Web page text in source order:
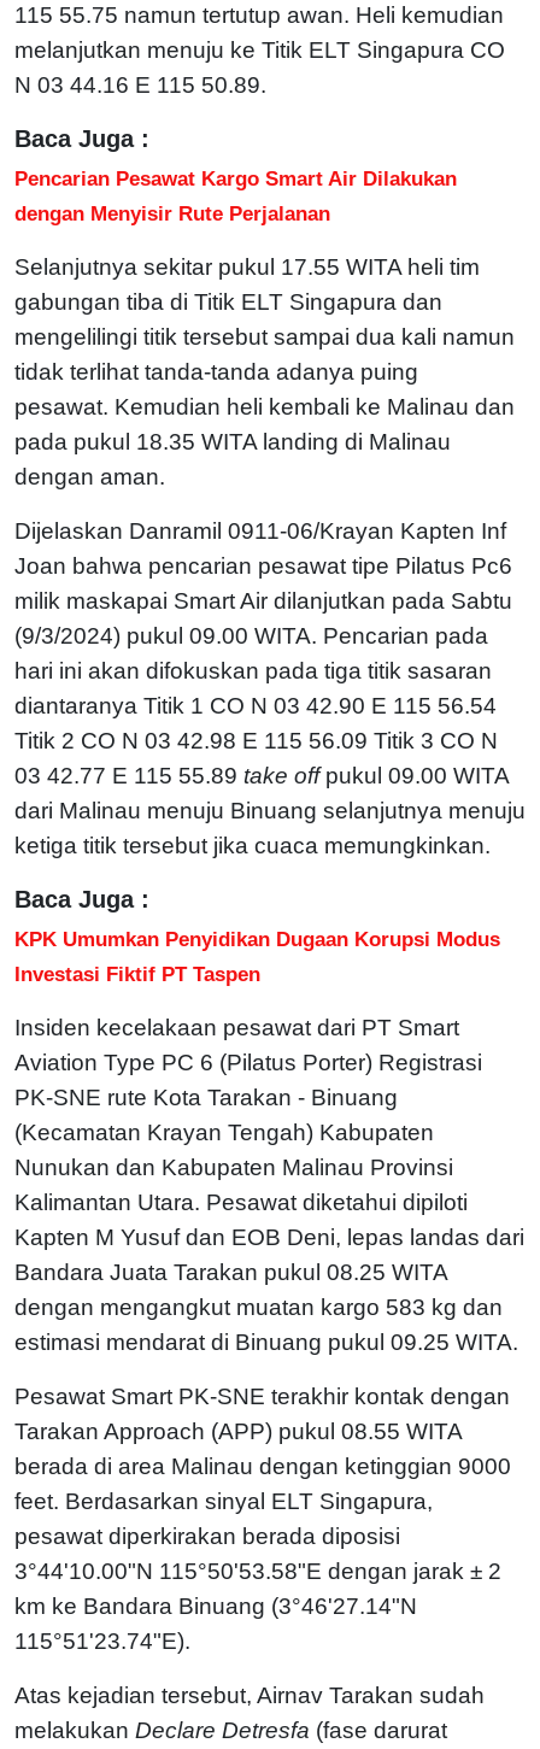
115 55.75 namun tertutup awan. Heli kemudian
melanjutkan menuju ke Titik ELT Singapura CO
N 03 44.16 E 115 50.89.
Baca Juga :
Pencarian Pesawat Kargo Smart Air Dilakukan
dengan Menyisir Rute Perjalanan
Selanjutnya sekitar pukul 17.55 WITA heli tim
gabungan tiba di Titik ELT Singapura dan
mengelilingi titik tersebut sampai dua kali namun
tidak terlihat tanda-tanda adanya puing
pesawat. Kemudian heli kembali ke Malinau dan
pada pukul 18.35 WITA landing di Malinau
dengan aman.
Dijelaskan Danramil 0911-06/Krayan Kapten Inf
Joan bahwa pencarian pesawat tipe Pilatus Pc6
milik maskapai Smart Air dilanjutkan pada Sabtu
(9/3/2024) pukul 09.00 WITA. Pencarian pada
hari ini akan difokuskan pada tiga titik sasaran
diantaranya Titik 1 CO N 03 42.90 E 115 56.54
Titik 2 CO N 03 42.98 E 115 56.09 Titik 3 CO N
03 42.77 E 115 55.89 take offpukul 09.00 WITA
dari Malinau menuju Binuang selanjutnya menuju
ketiga titik tersebut jika cuaca memungkinkan.
Baca Juga :
KPK Umumkan Penyidikan Dugaan Korupsi Modus
Investasi Fiktif PT Taspen
Insiden kecelakaan pesawat dari PT Smart
Aviation Type PC 6 (Pilatus Porter) Registrasi
PK-SNE rute Kota Tarakan - Binuang
(Kecamatan Krayan Tengah) Kabupaten
Nunukan dan Kabupaten Malinau Provinsi
Kalimantan Utara. Pesawat diketahui dipiloti
Kapten M Yusuf dan EOB Deni, lepas landas dari
Bandara Juata Tarakan pukul 08.25 WITA
dengan mengangkut muatan kargo 583 kg dan
estimasi mendarat di Binuang pukul 09.25 WITA.
Pesawat Smart PK-SNE terakhir kontak dengan
Tarakan Approach (APP) pukul 08.55 WITA
berada di area Malinau dengan ketinggian 9000
feet. Berdasarkan sinyal ELT Singapura,
pesawat diperkirakan berada diposisi
3°44'10.00"N 115°50'53.58"E dengan jarak ± 2
km ke Bandara Binuang (3°46'27.14"N
115°51'23.74"E).
Atas kejadian tersebut, Airnav Tarakan sudah
melakukan Declare Detresfa (fase darurat